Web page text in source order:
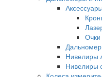
Нивелиры
Нивелиры